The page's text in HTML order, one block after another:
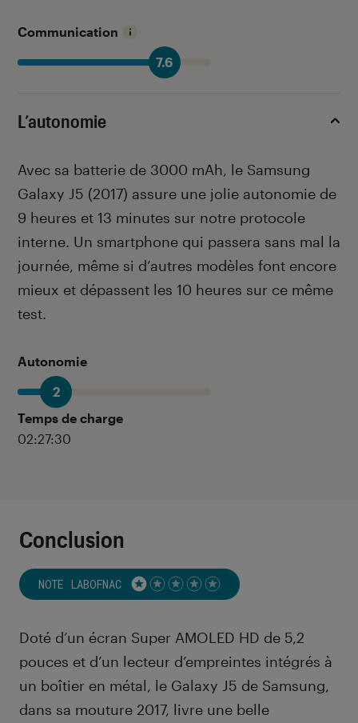
Communication
7.6
L’autonomie
Avec sa batterie de 3000 mAh, le Samsung
Galaxy J5 (2017) assure une jolie autonomie de
9 heures et 13 minutes sur notre protocole
interne. Un smartphone qui passera sans mal la
journée, même si d’autres modèles font encore
mieux et dépassent les 10 heures sur ce même
test.
Autonomie
2
Temps de charge
02:27:30
Conclusion
NOTE LABOFNAC Noté 1 étoiles sur 5
Doté d’un écran Super AMOLED HD de 5,2
pouces et d’un lecteur d’empreintes intégrés à
un boîtier en métal, le Galaxy J5 de Samsung,
dans sa mouture 2017, livre une belle